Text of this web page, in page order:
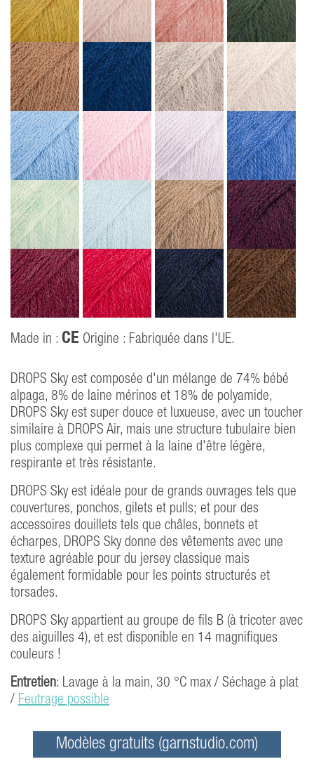
Made in : CE Origine : Fabriquée dans l'UE.
DROPS Sky est composée d'un mélange de 74% bébé
alpaga, 8% de laine mérinos et 18% de polyamide,
DROPS Sky est super douce et luxueuse, avec un toucher
similaire à DROPS Air, mais une structure tubulaire bien
plus complexe qui permet à la laine d'être légère,
respirante et très résistante.
DROPS Sky est idéale pour de grands ouvrages tels que
couvertures, ponchos, gilets et pulls; et pour des
accessoires douillets tels que châles, bonnets et
écharpes, DROPS Sky donne des vêtements avec une
texture agréable pour du jersey classique mais
également formidable pour les points structurés et
torsades.
DROPS Sky appartient au groupe de fils B (à tricoter avec
des aiguilles 4), et est disponible en 14 magnifiques
couleurs !
Entretien: Lavage à la main, 30 °C max / Séchage à plat
/ Feutrage possible
Modèles gratuits (garnstudio.com)